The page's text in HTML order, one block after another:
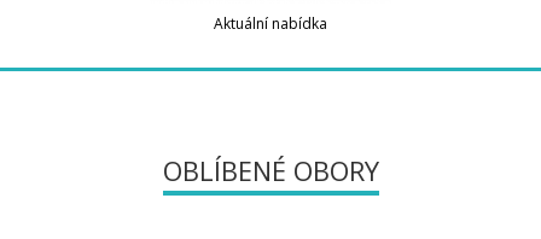
Aktuální nabídka
OBLÍBENÉ OBORY